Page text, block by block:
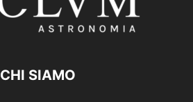
CHI SIAMO